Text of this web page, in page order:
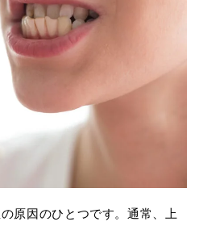
原因のひとつです。通常、上